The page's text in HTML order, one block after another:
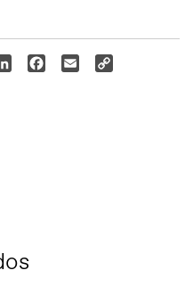
LinkedInFacebook
EmailCopy